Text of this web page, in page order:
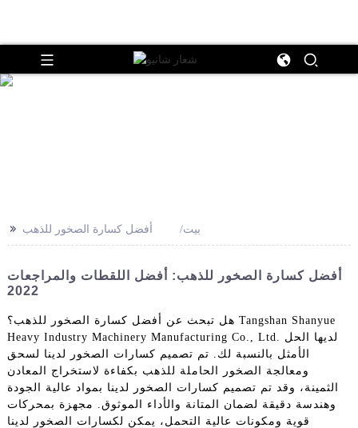
>> بيت أفضل كسارة الصخور للذهب
أفضل كسارة الصخور للذهب: أفضل اللقطات والمراجعات
2022
هل تبحث عن أفضل كسارة الصخور للذهب؟ Tangshan Shanyue
Heavy Industry Machinery Manufacturing Co., Ltd. لديها الحل
الأمثل بالنسبة لك. تم تصميم كسارات الصخور لدينا لسحق
ومعالجة الصخور الحاملة للذهب بكفاءة لاستخراج المعادن
الثمينة، وقد تم تصميم كسارات الصخور لدينا بمواد عالية الجودة
وهندسة دقيقة لضمان المتانة والأداء الموثوق. مجهزة بمحركات
قوية ومكونات عالية التحمل، يمكن لكسارات الصخور لدينا